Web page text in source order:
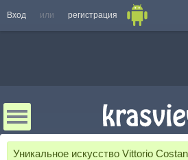
Вход или регистрация
Уникальное искусство Vittorio